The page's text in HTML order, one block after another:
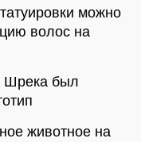
можно
волос на
Шрека был
животное на